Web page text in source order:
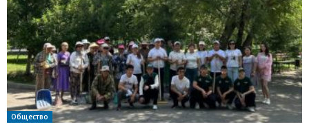
Общество